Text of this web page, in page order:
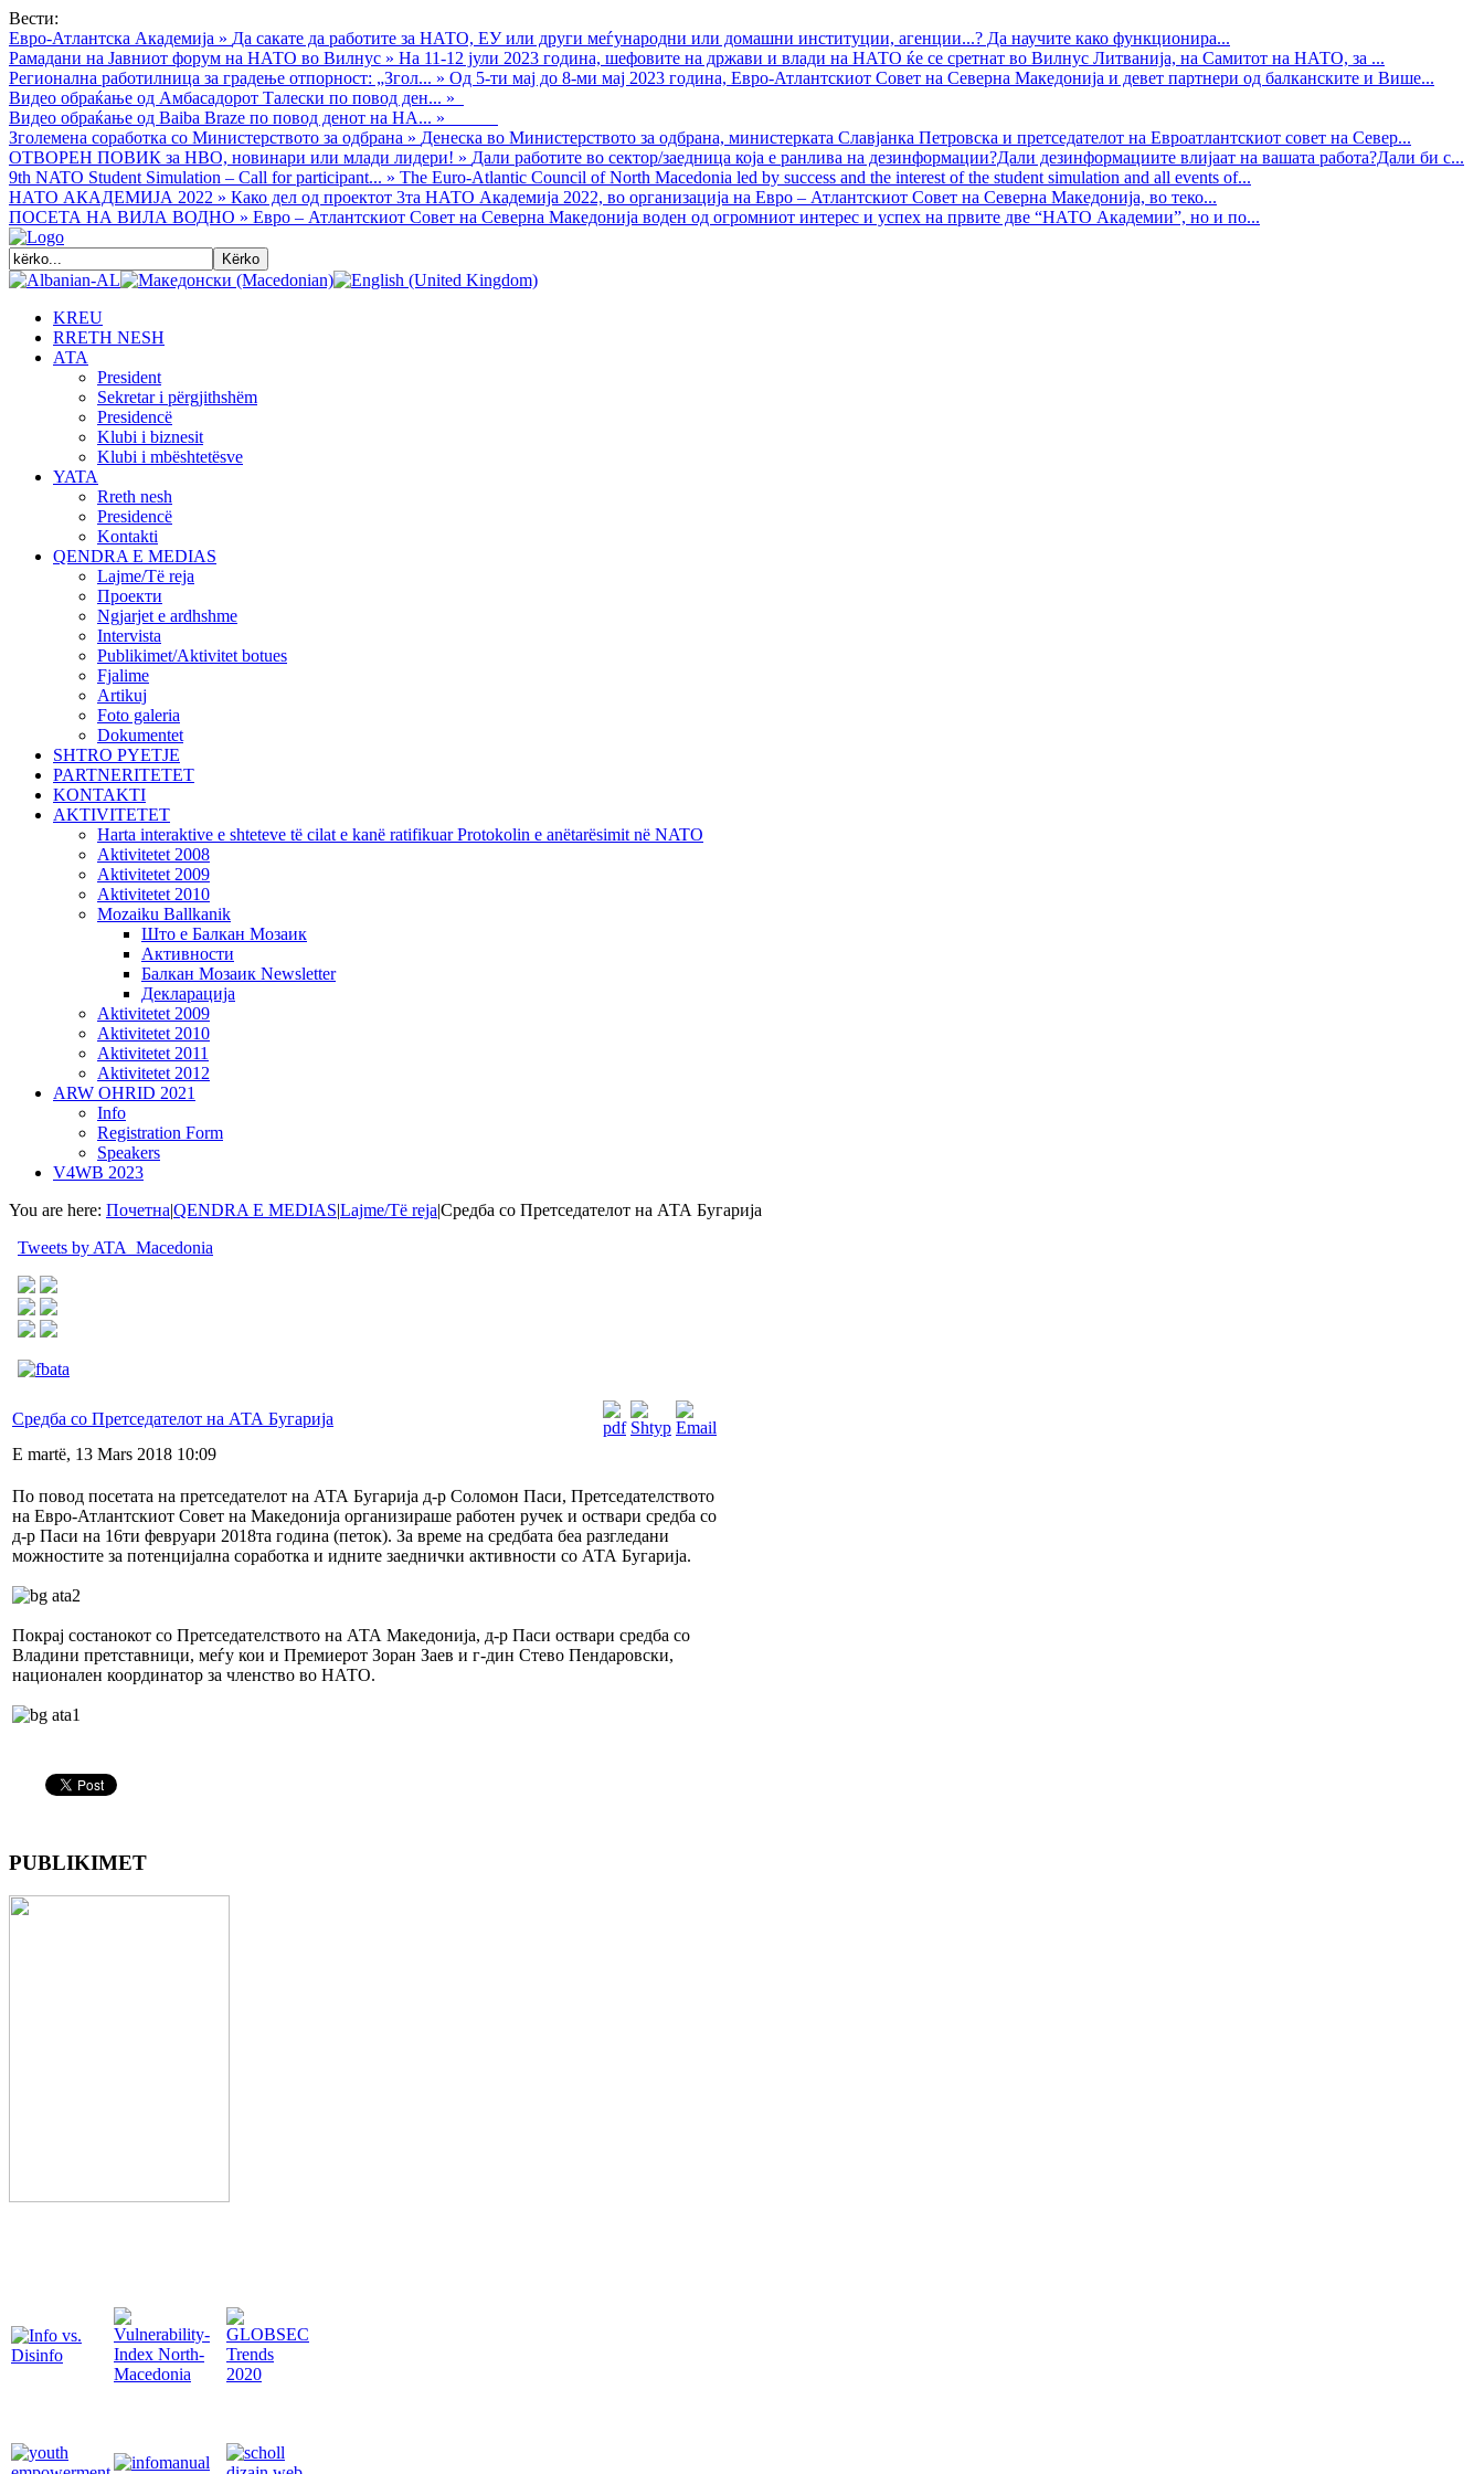
Вести:
Евро-Атлантска Академија » Да сакате да работите за НАТО, ЕУ или други меѓународни или домашни институции, агенции...? Да научите како функционира...
Рамадани на Јавниот форум на НАТО во Вилнус » На 11-12 јули 2023 година, шефовите на држави и влади на НАТО ќе се сретнат во Вилнус Литванија, на Самитот на НАТО, за ...
Регионална работилница за градење отпорност: „Згол... » Од 5-ти мај до 8-ми мај 2023 година, Евро-Атлантскиот Совет на Северна Македонија и девет партнери од балканските и Више...
Видео обраќањe од Амбасадорот Талески по повод ден... »
Видео обраќање од Baiba Braze по повод денот на НА... »
Зголемена соработка со Министерството за одбрана » Денеска во Министерството за одбрана, министерката Славјанка Петровска и претседателот на Евроатлантскиот совет на Север...
ОТВОРЕН ПОВИК за НВО, новинари или млади лидери! » Дали работите во сектор/заедница која е ранлива на дезинформации?Дали дезинформациите влијаат на вашата работа?Дали би с...
9th NATO Student Simulation – Call for participant... » The Euro-Atlantic Council of North Macedonia led by success and the interest of the student simulation and all events of...
НАТО АКАДЕМИЈА 2022 » Како дел од проектот 3та НАТО Академија 2022, во организација на Евро – Атлантскиот Совет на Северна Македонија, во теко...
ПОСЕТА НА ВИЛА ВОДНО » Евро – Атлантскиот Совет на Северна Македонија воден од огромниот интерес и успех на првите две “НАТО Академии”, но и по...
KREU
RRETH NESH
АТА
President
Sekretar i përgjithshëm
Presidencë
Klubi i biznesit
Klubi i mbështetësve
YATA
Rreth nesh
Presidencë
Kontakti
QENDRA E MEDIAS
Lajme/Të reja
Проекти
Ngjarjet e ardhshme
Intervista
Publikimet/Aktivitet botues
Fjalime
Artikuj
Foto galeria
Dokumentet
SHTRO PYETJE
PARTNERITETET
KONTAKTI
AKTIVITETET
Harta interaktive e shteteve të cilat e kanë ratifikuar Protokolin e anëtarësimit në NATO
Aktivitetet 2008
Aktivitetet 2009
Aktivitetet 2010
Mozaiku Ballkanik
Што е Балкан Мозаик
Активности
Балкан Мозаик Newsletter
Декларација
Aktivitetet 2009
Aktivitetet 2010
Aktivitetet 2011
Aktivitetet 2012
ARW OHRID 2021
Info
Registration Form
Speakers
V4WB 2023
You are here: Почетна|QENDRA E MEDIAS|Lajme/Të reja|Средба со Претседателот на АТА Бугарија
Tweets by ATA_Macedonia
Средба со Претседателот на АТА Бугарија
E martë, 13 Mars 2018 10:09
По повод посетата на претседателот на АТА Бугарија д-р Соломон Паси, Претседателството
на Евро-Атлантскиот Совет на Македонија организираше работен ручек и оствари средба со
д-р Паси на 16ти февруари 2018та година (петок). За време на средбата беа разгледани
можностите за потенцијална соработка и идните заеднички активности со АТА Бугарија.
Покрај состанокот со Претседателството на АТА Македонија, д-р Паси оствари средба со
Владини претставници, меѓу кои и Премиерот Зоран Заев и г-дин Стево Пендаровски,
национален координатор за членство во НАТО.
PUBLIKIMET